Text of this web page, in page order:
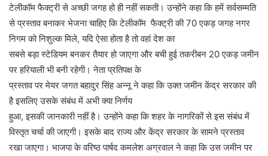
टेलीकॉम फैक्ट्री से अच्छी जगह हो ही नहीं सकती। उन्होंने कहा कि हमें सर्वसम्मति
से प्रस्ताव बनाकर भेजना चाहिए कि टेलीकॉम फैक्ट्री की 70 एकड़ जगह नगर
निगम को निशुल्क मिले, यदि ऐसा होता है तो वहां देश का
सबसे बड़ा स्टेडियम बनकर तैयार हो जाएगा और बची हुई तकरीबन 20 एकड़ जमीन
पर हरियाली भी बनी रहेगी। नेता प्रतिपक्ष के
प्रस्ताव पर मेयर जगत बहादुर सिंह अन्नू ने कहा कि उक्त जमीन केंद्र सरकार की
है इसलिए उसके संबंध में अभी क्या निर्णय
हुआ, इसकी जानकारी नहीं है। उन्होंने कहा कि शहर के नागरिकों से इस संबंध में
विस्तृत चर्चा की जाएगी। इसके बाद राज्य और केंद्र सरकार के सामने प्रस्ताव
रखा जाएगा। भाजपा के वरिष्ठ पार्षद कमलेश अग्रवाल ने कहा कि उस जमीन पर